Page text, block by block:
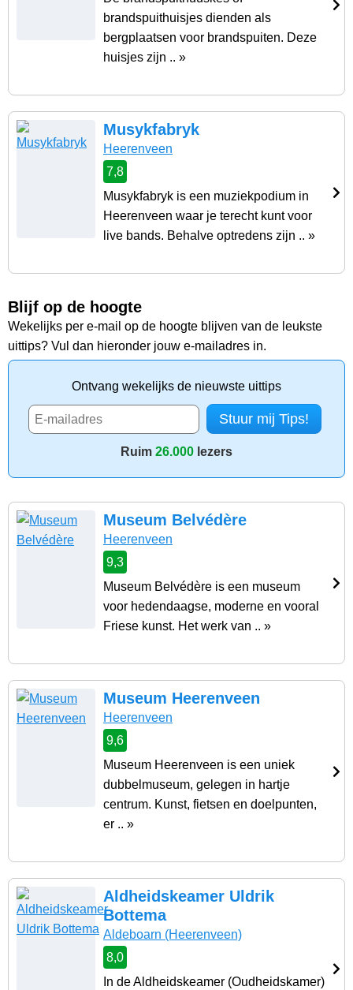
brandspuithuisjes dienden als
bergplaatsen voor brandspuiten. Deze
huisjes zijn .. »
Musykfabryk
Heerenveen
7,8
Musykfabryk is een muziekpodium in
Heerenveen waar je terecht kunt voor
live bands. Behalve optredens zijn .. »
Blijf op de hoogte
Wekelijks per e-mail op de hoogte blijven van de leukste
uittips? Vul dan hieronder jouw e-mailadres in.
Ontvang wekelijks de nieuwste uittips
Ruim 26.000 lezers
Museum Belvédère
Heerenveen
9,3
Museum Belvédère is een museum
voor hedendaagse, moderne en vooral
Friese kunst. Het werk van .. »
Museum Heerenveen
Heerenveen
9,6
Museum Heerenveen is een uniek
dubbelmuseum, gelegen in hartje
centrum. Kunst, fietsen en doelpunten,
er .. »
Aldheidskeamer Uldrik
Bottema
Aldeboarn (Heerenveen)
8,0
In de Aldheidskeamer (Oudheidskamer)